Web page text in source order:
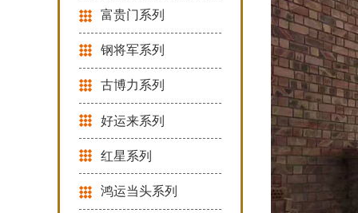
富贵门系列
钢将军系列
古博力系列
好运来系列
红星系列
鸿运当头系列